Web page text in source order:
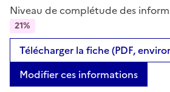
Niveau de complétude des
21%
Télécharger la fiche (PDF,
Modifier ces informations